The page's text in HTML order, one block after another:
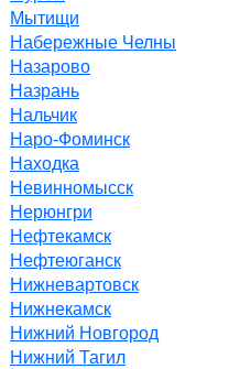
Мытищи
Набережные Челны
Назарово
Назрань
Нальчик
Наро-Фоминск
Находка
Невинномысск
Нерюнгри
Нефтекамск
Нефтеюганск
Нижневартовск
Нижнекамск
Нижний Новгород
Нижний Тагил